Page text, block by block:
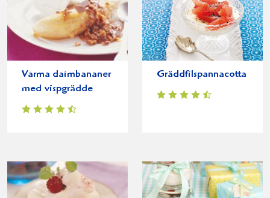
Varma daimbananer
med vispgrädde
Gräddfilspannacotta